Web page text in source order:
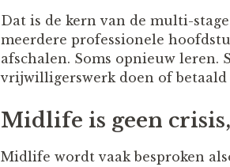
Dat is de kern van de multi-
meerdere professionele
afschalen. Soms opnieuw leren.
vrijwilligerswerk doen of
Midlife is geen
Midlife wordt vaak besproken